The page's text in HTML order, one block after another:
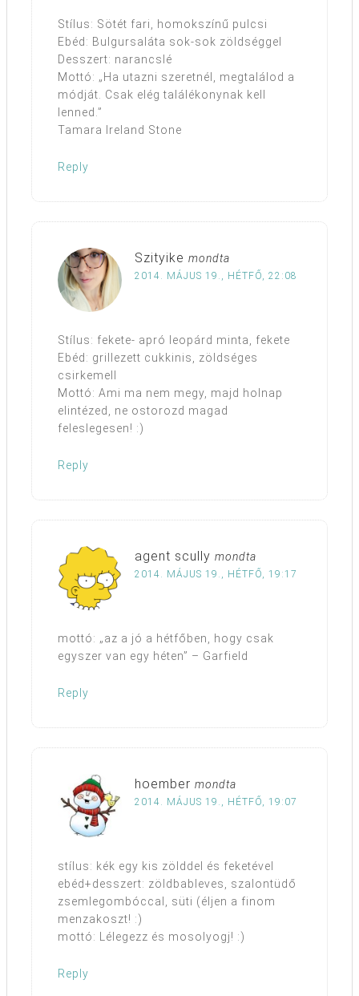
Stílus: Sötét fari, homokszínű pulcsi
Ebéd: Bulgursaláta sok-sok zöldséggel
Desszert: narancslé
Mottó: „Ha utazni szeretnél, megtalálod a
módját. Csak elég találékonynak kell
lenned.”
Tamara Ireland Stone
Reply
Szityike mondta
2014. MÁJUS 19., HÉTFŐ, 22:08
Stílus: fekete- apró leopárd minta, fekete
Ebéd: grillezett cukkinis, zöldséges
csirkemell
Mottó: Ami ma nem megy, majd holnap
elintézed, ne ostorozd magad
feleslegesen! :)
Reply
agent scully mondta
2014. MÁJUS 19., HÉTFŐ, 19:17
mottó: „az a jó a hétfőben, hogy csak
egyszer van egy héten” – Garfield
Reply
hoember mondta
2014. MÁJUS 19., HÉTFŐ, 19:07
stílus: kék egy kis zölddel és feketével
ebéd+desszert: zöldbableves, szalontüdő
zsemlegombóccal, süti (éljen a finom
menzakoszt! :)
mottó: Lélegezz és mosolyogj! :)
Reply